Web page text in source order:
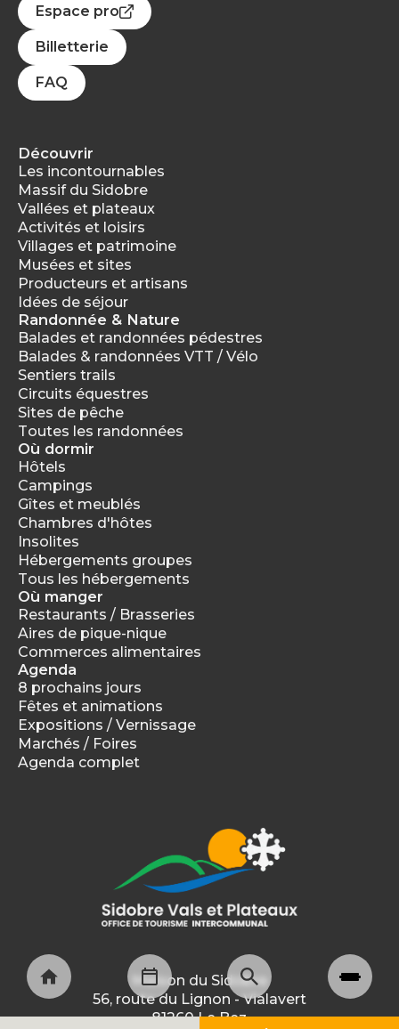
Espace pro
Billetterie
FAQ
Découvrir
Les incontournables
Massif du Sidobre
Vallées et plateaux
Activités et loisirs
Villages et patrimoine
Musées et sites
Producteurs et artisans
Idées de séjour
Randonnée & Nature
Balades et randonnées pédestres
Balades & randonnées VTT / Vélo
Sentiers trails
Circuits équestres
Sites de pêche
Toutes les randonnées
Où dormir
Hôtels
Campings
Gîtes et meublés
Chambres d'hôtes
Insolites
Hébergements groupes
Tous les hébergements
Où manger
Restaurants / Brasseries
Aires de pique-nique
Commerces alimentaires
Agenda
8 prochains jours
Fêtes et animations
Expositions / Vernissage
Marchés / Foires
Agenda complet
Maison du Sidobre
56, route du Lignon - Vialavert
81260 Le Bez